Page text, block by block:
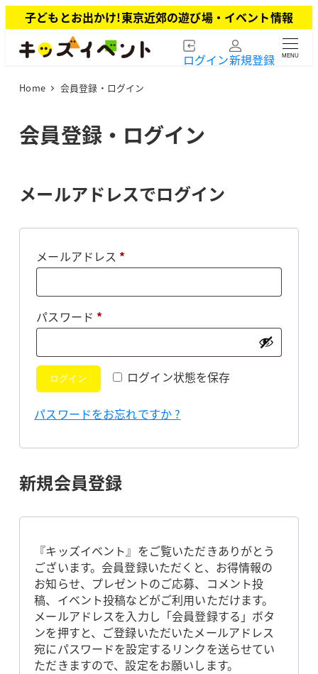
イ
子どもとお出かけ!東京近郊の遊び場・イベント情報
ログイン新規登録 MENU
Home 会員登録・ログイン
会員登録・ログイン
メールアドレスでログイン
メールアドレス *必
パスワード *必
ログイン状態を保存
ログイン
パスワードをお忘れですか ?
新規会員登録
『キッズイベント』をご覧いただきありがとう
ございます。会員登録いただくと、お得情報の
お知らせ、プレゼントのご応募、コメント投
稿、イベント投稿などがご利用いただけます。
メールアドレスを入力し「会員登録する」ボタ
ンを押すと、ご登録いただいたメールアドレス
宛にパスワードを設定するリンクを送らせてい
ただきますので、設定をお願いします。